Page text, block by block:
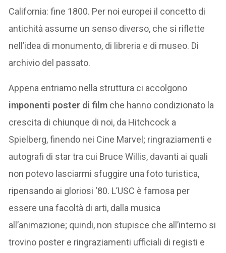
California: fine 1800. Per noi europei il concetto di
antichità assume un senso diverso, che si riflette
nell’idea di monumento, di libreria e di museo. Di
archivio del passato.
Appena entriamo nella struttura ci accolgono
imponenti poster di film che hanno condizionato la
crescita di chiunque di noi, da Hitchcock a
Spielberg, finendo nei Cine Marvel; ringraziamenti e
autografi di star tra cui Bruce Willis, davanti ai quali
non potevo lasciarmi sfuggire una foto turistica,
ripensando ai gloriosi ‘80. L’USC è famosa per
essere una facoltà di arti, dalla musica
all’animazione; quindi, non stupisce che all’interno si
trovino poster e ringraziamenti ufficiali di registi e